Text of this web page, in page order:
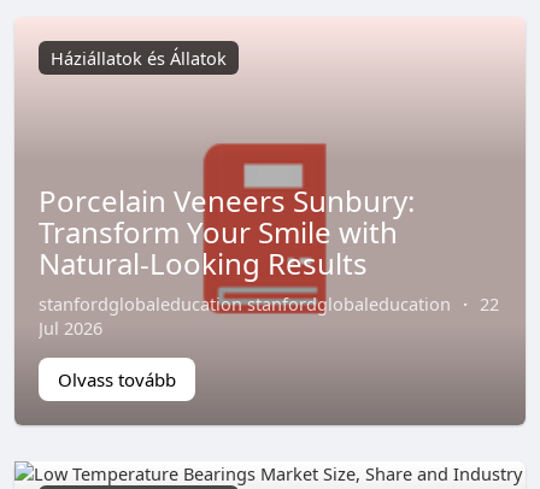
Háziállatok és Állatok
Porcelain Veneers Sunbury:
Transform Your Smile with
Natural-Looking Results
stanfordglobaleducation stanfordglobaleducation · 22
Jul 2026
Olvass tovább